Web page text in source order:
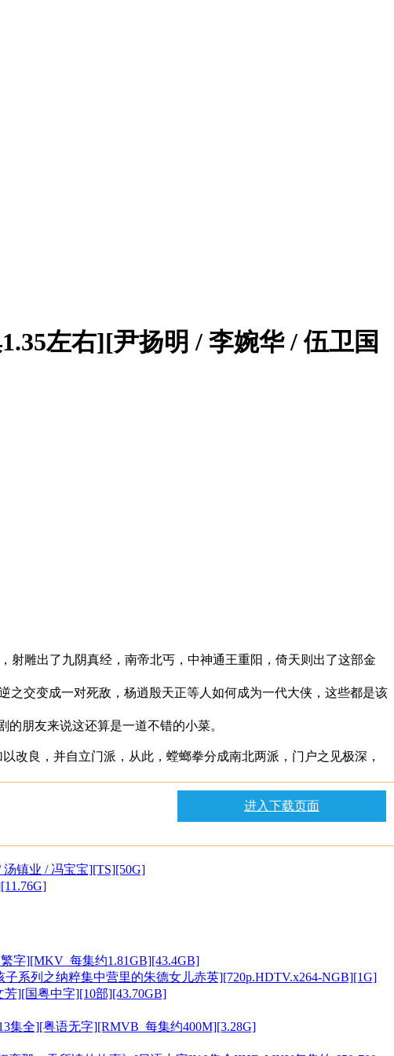
左右][尹扬明 / 李婉华 / 伍卫国
雕出了九阴真经，南帝北丐，中神通王重阳，倚天则出了这部金
交变成一对死敌，杨逍殷天正等人如何成为一代大侠，这些都是该
朋友来说这还算是一道不错的小菜。
改良，并自立门派，从此，螳螂拳分成南北两派，门户之见极深，
进入下载页面
镇业 / 冯宝宝][TS][50G]
字][MKV_每集约1.81GB][43.4GB]
系列之纳粹集中营里的朱德女儿赤英][720p.HDTV.x264-NGB][1G]
][国粤中字][10部][43.70GB]
集全][粤语无字][RMVB_每集约400M][3.28G]